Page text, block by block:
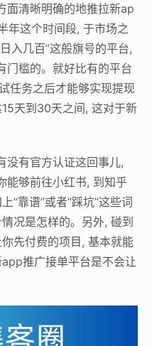
面清晰明确的地推拉新ap
年这个时间段, 于市场之
入几百”这般旗号的平台,
门槛的。就好比有的平台
任务之后才能够实现提现
天到30天之间, 这对于新
没有官方认证这回事儿,
能够前往小红书, 到知乎
“靠谱”或者“踩坑”这些词
况是怎样的。另外, 碰到
先付费的项目, 基本就能
推广接单平台是不会让